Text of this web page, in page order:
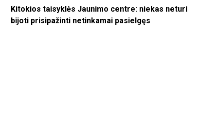
Kitokios taisyklės Jaunimo centre: niekas neturi
bijoti prisipažinti netinkamai pasielgęs